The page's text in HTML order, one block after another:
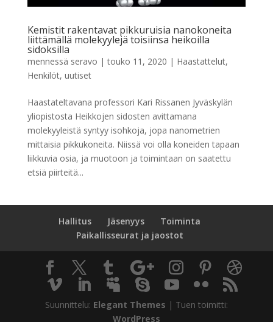
Kemistit rakentavat pikkuruisia nanokoneita
liittämällä molekyylejä toisiinsa heikoilla
sidoksilla
mennessä seravo |touko 11, 2020 | Haastattelut,
Henkilöt, uutiset
Haastateltavana professori Kari Rissanen Jyväskylän
yliopistosta Heikkojen sidosten avittamana
molekyyleistä syntyy isohkoja, jopa nanometrien
mittaisia pikkukoneita. Niissä voi olla koneiden tapaan
liikkuvia osia, ja muotoon ja toimintaan on saatettu
etsiä piirteitä...
Hallitus Jäsenyys
Toiminta
Paikallisseurat ja jaostot
Suunnittelu: Elegant Themes | Tuen toimitti:
WordPress